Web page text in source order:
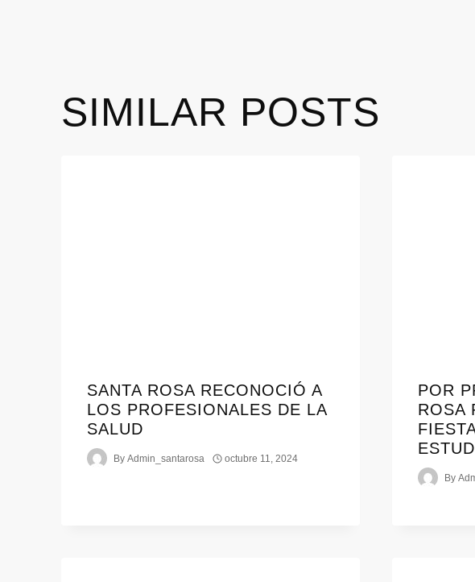
SIMILAR POSTS
SANTA ROSA RECONOCIÓ A
LOS PROFESIONALES DE LA
SALUD
By Admin_santarosa octubre 11, 2024
POR
ROSA
By